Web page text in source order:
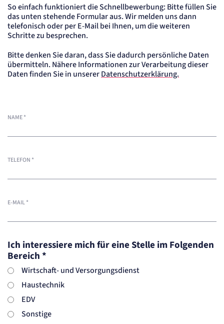
So einfach funktioniert die Schnellbewerbung: Bitte füllen Sie
das unten stehende Formular aus. Wir melden uns dann
telefonisch oder per E-Mail bei Ihnen, um die weiteren
Schritte zu besprechen.
Bitte denken Sie daran, dass Sie dadurch persönliche Daten
übermitteln. Nähere Informationen zur Verarbeitung dieser
Daten finden Sie in unsererDatenschutzerklärung.
NAME*
TELEFON *
E-MAIL*
Ich interessiere mich für eine Stelle im Folgenden
Bereich*
Wirtschaft- und Versorgungsdienst
Haustechnik
EDV
Sonstige